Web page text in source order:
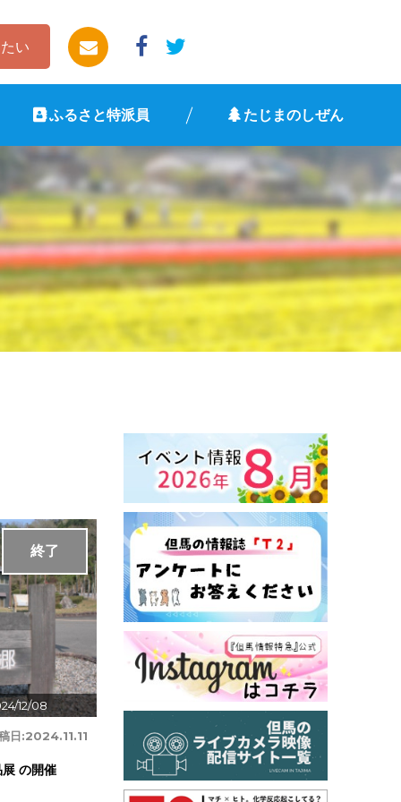
い
ふるさと特派員 たじまのしぜん
12/08
終了
日:2024.11.11
の開催